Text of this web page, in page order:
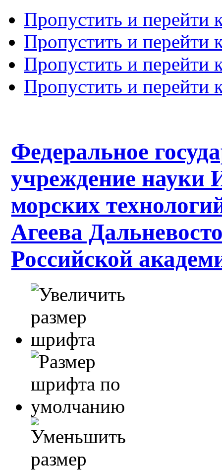
Пропустить и перейти
Пропустить и перейти
Пропустить и перейти
Пропустить и перейти
Федеральное
учреждение науки
морских
Агеева
Российской